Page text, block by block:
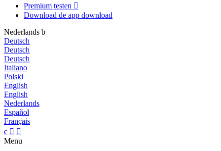
Premium testen 
Download de app download
Nederlands b
Deutsch
Deutsch
Deutsch
Italiano
Polski
English
English
Nederlands
Español
Français
c  
Menu